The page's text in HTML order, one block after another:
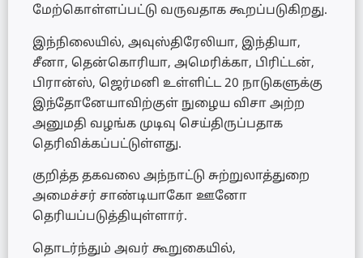
மேற்கொள்ளப்பட்டு வருவதாக கூறப்படுகிறது.
இந்நிலையில், அவுஸ்திரேலியா, இந்தியா,
சீனா, தென்கொரியா, அமெரிக்கா, பிரிட்டன்,
பிரான்ஸ், ஜெர்மனி உள்ளிட்ட 20 நாடுகளுக்கு
இந்தோனேயாவிற்குள் நுழைய விசா அற்ற
அனுமதி வழங்க முடிவு செய்திருப்பதாக
தெரிவிக்கப்பட்டுள்ளது.
குறித்த தகவலை அந்நாட்டு சுற்றுலாத்துறை
அமைச்சர் சாண்டியாகோ ஊனோ
தெரியப்படுத்தியுள்ளார்.
தொடர்ந்தும் அவர் கூறுகையில்,